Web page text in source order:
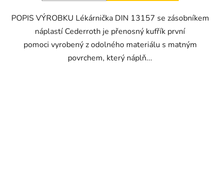
POPIS VÝROBKU Lékárnička DIN 13157 se zásobníkem
náplastí Cederroth je přenosný kufřík první
pomoci vyrobený z odolného materiálu s matným
povrchem, který náplň...